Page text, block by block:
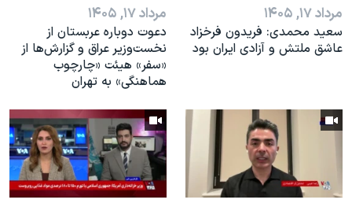
مرداد ۱۷, ۱۴۰۵
سعید محمدی: فریدون فرخزاد
عاشق ملتش و آزادی ایران بود
مرداد ۱۷, ۱۴۰۵
دعوت دوباره عربستان از
نخست‌وزیر عراق و گزارش‌ها از
«سفر» هیئت «چارچوب
هماهنگی» به تهران